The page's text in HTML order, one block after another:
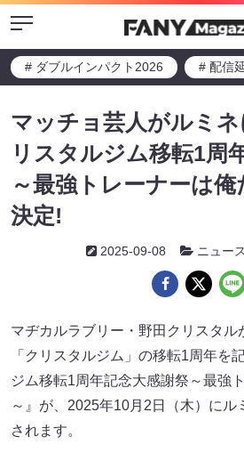
Menu
# ダブルインパクト2026 # 配信
マッチョ芸人がルミ
リスタルジム移転1周
～最強トレーナーは
決定!
2025-09-08 ニュース
マヂカルラブリー・野田クリスタル
「クリスタルジム」の移転1周年を
ジム移転1周年記念大感謝祭～最強
～』が、2025年10月2日（木）にル
されます。